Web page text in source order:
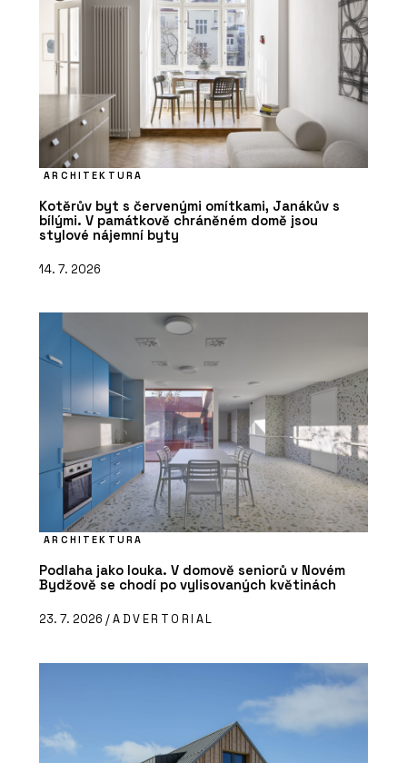
ARCHITEKTURA
Kotěrův byt s červenými omítkami, Janákův s
bílými. V památkově chráněném domě jsou
stylové nájemní byty
14. 7. 2026
ARCHITEKTURA
Podlaha jako louka. V domově seniorů v Novém
Bydžově se chodí po vylisovaných květinách
23. 7. 2026 /ADVERTORIAL